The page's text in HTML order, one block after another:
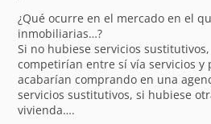
¿Qué ocurre en el mercado en el
inmobiliarias…?
Si no hubiese servicios
competirían entre sí vía servicios y
acabarían comprando en una
servicios sustitutivos, si hubiese
vivienda….